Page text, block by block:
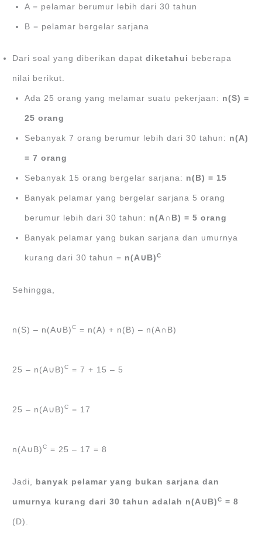
A = pelamar berumur lebih dari 30 tahun
B = pelamar bergelar sarjana
Dari soal yang diberikan dapatdiketahui beberapa
nilai berikut.
Ada 25 orang yang melamar suatu pekerjaan: n(S) =
25 orang
Sebanyak 7 orang berumur lebih dari 30 tahun: n(A)
= 7 orang
Sebanyak 15 orang bergelar sarjana: n(B) = 15
Banyak pelamar yang bergelar sarjana 5 orang
berumur lebih dari 30 tahun: n(A∩B) = 5 orang
Banyak pelamar yang bukan sarjana dan umurnya
kurang dari 30 tahun = n(A∪B)C
Sehingga,
n(S) – n(A∪B)C = n(A) + n(B) – n(A∩B)
25 – n(A∪B)C = 7 + 15 – 5
25 – n(A∪B)C = 17
n(A∪B)C = 25 – 17 = 8
Jadi, banyak pelamar yang bukan sarjana dan
umurnya kurang dari 30 tahun adalah n(A∪B)C = 8
(D).